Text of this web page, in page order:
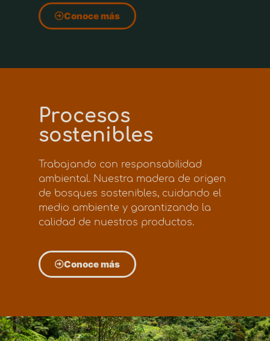
Conoce más
Procesos
sostenibles
Trabajando con responsabilidad
ambiental. Nuestra madera de origen
de bosques sostenibles, cuidando el
medio ambiente y garantizando la
calidad de nuestros productos.
Conoce más